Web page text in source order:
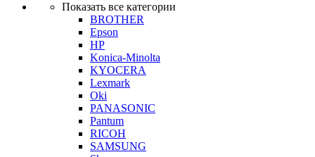
Показать все категории
BROTHER
Epson
HP
Konica-Minolta
KYOCERA
Lexmark
Oki
PANASONIC
Pantum
RICOH
SAMSUNG